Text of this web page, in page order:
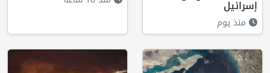
إسرائيل
منذ يوم